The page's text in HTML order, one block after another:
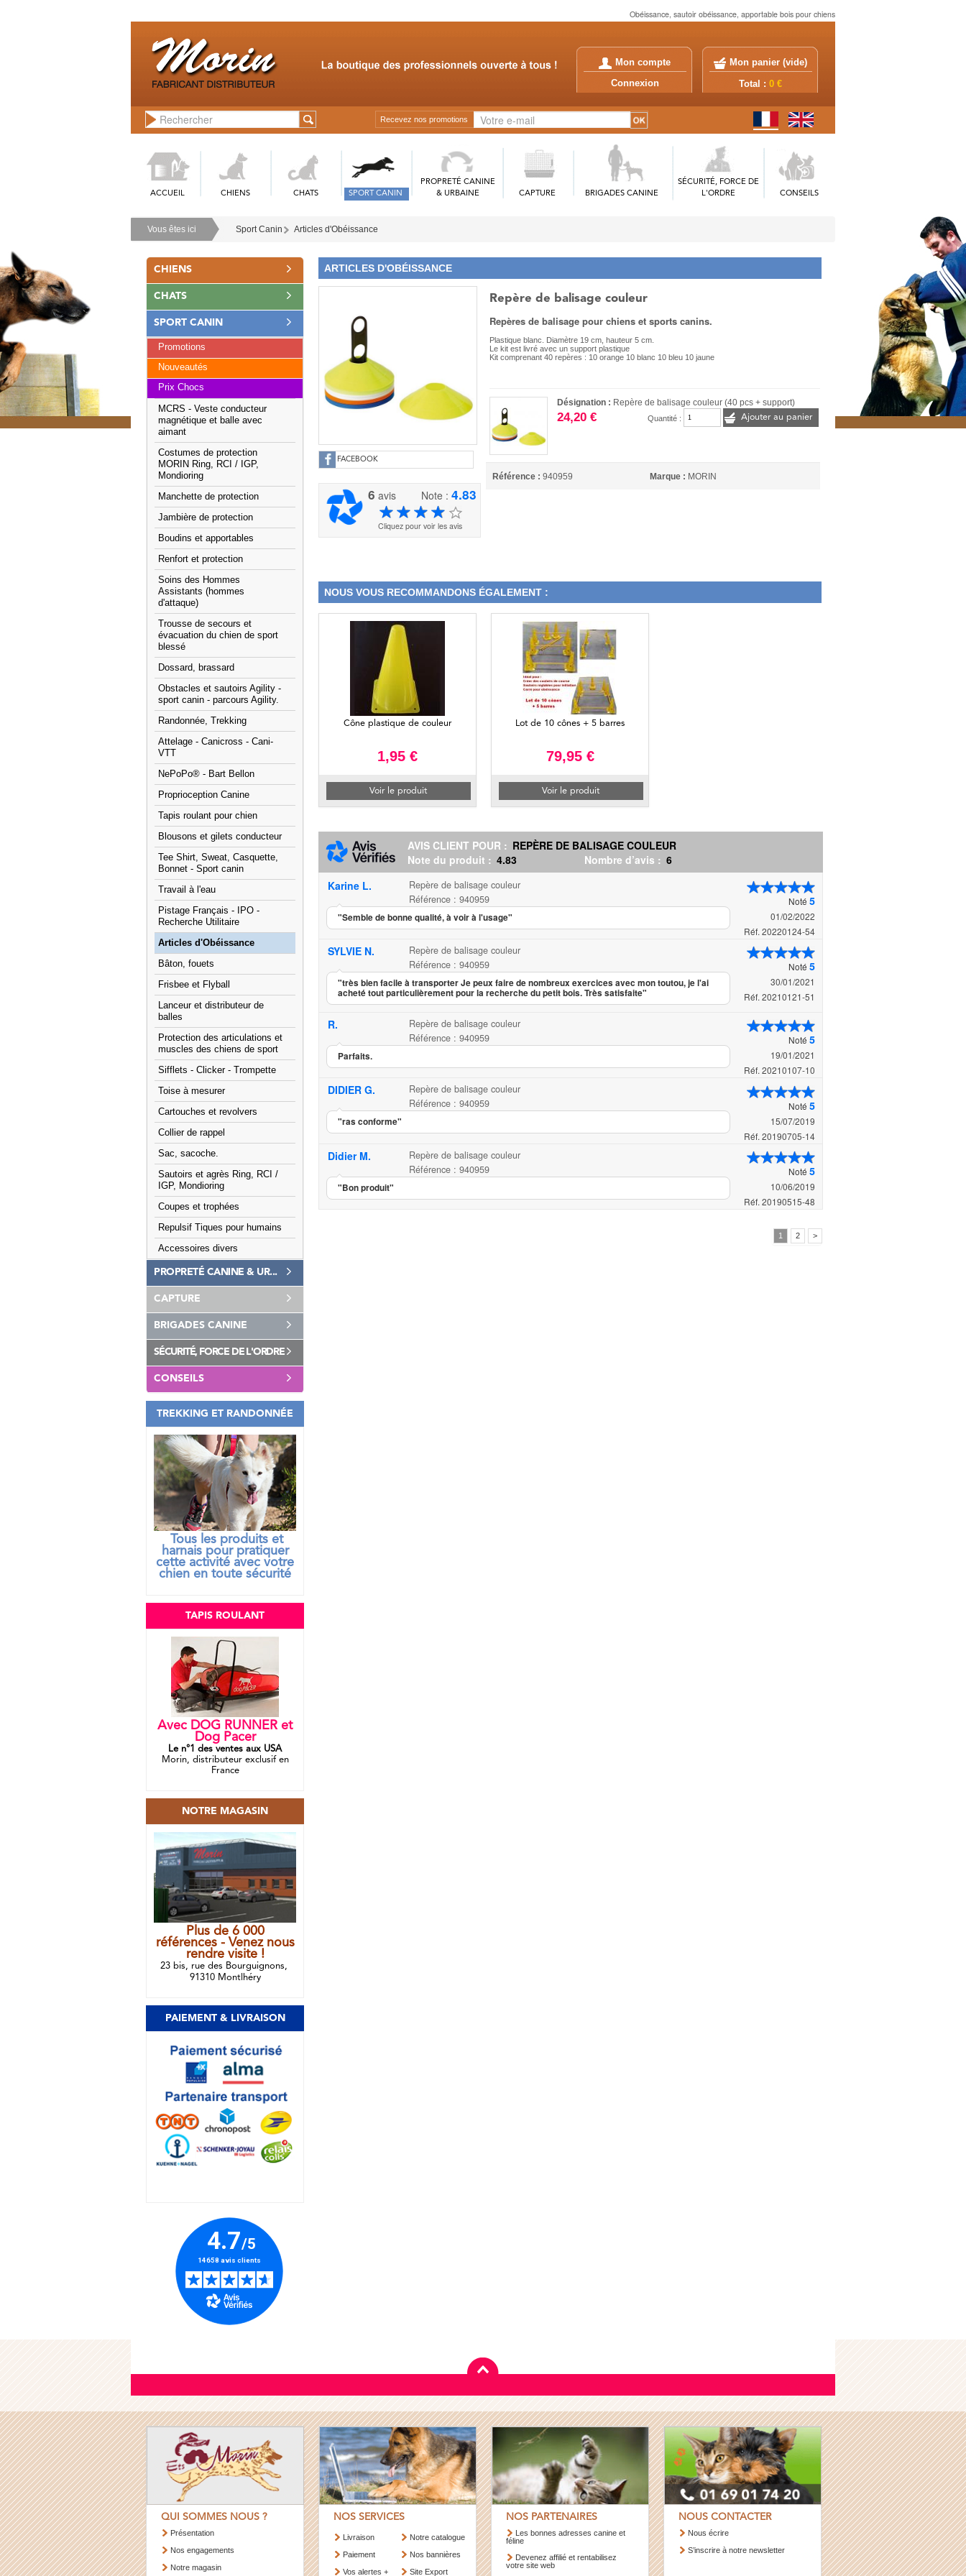
Obéissance, sautoir obéissance, apportable bois pour chiens
Mon compte
Connexion
Mon panier (vide)
Total : 0 €
Recevez nos promotions
ACCUEIL CHIENS CHATS SPORT CANIN
PROPRETÉ CANINE
& URBAINE
CAPTURE BRIGADES CANINE
SÉCURITÉ, FORCE DE
L'ORDRE
CONSEILS
Vous êtes ici Sport Canin Articles d'Obéissance
CHIENS
CHATS
SPORT CANIN
Promotions
Nouveautés
Prix Chocs
MCRS - Veste conducteur
magnétique et balle avec
aimant
Costumes de protection
MORIN Ring, RCI / IGP,
Mondioring
Manchette de protection
Jambière de protection
Boudins et apportables
Renfort et protection
Soins des Hommes
Assistants (hommes
d'attaque)
Trousse de secours et
évacuation du chien de sport
blessé
Dossard, brassard
Obstacles et sautoirs Agility -
sport canin - parcours Agility.
Randonnée, Trekking
Attelage - Canicross - Cani-
VTT
NePoPo® - Bart Bellon
Proprioception Canine
Tapis roulant pour chien
Blousons et gilets conducteur
Tee Shirt, Sweat, Casquette,
Bonnet - Sport canin
Travail à l'eau
Pistage Français - IPO -
Recherche Utilitaire
Articles d'Obéissance
Bâton, fouets
Frisbee et Flyball
Lanceur et distributeur de
balles
Protection des articulations et
muscles des chiens de sport
Sifflets - Clicker - Trompette
Toise à mesurer
Cartouches et revolvers
Collier de rappel
Sac, sacoche.
Sautoirs et agrès Ring, RCI /
IGP, Mondioring
Coupes et trophées
Repulsif Tiques pour humains
Accessoires divers
PROPRETÉ CANINE & UR...
CAPTURE
BRIGADES CANINE
SÉCURITÉ, FORCE DE L'ORDRE
CONSEILS
TREKKING ET RANDONNÉE
Tous les produits et
harnais pour pratiquer
cette activité avec votre
chien en toute sécurité
TAPIS ROULANT
Avec DOG RUNNER et
Dog Pacer
Le n°1 des ventes aux USA
Morin, distributeur exclusif en
France
NOTRE MAGASIN
Plus de 6 000
références - Venez nous
rendre visite !
23 bis, rue des Bourguignons,
91310 Montlhéry
PAIEMENT & LIVRAISON
ARTICLES D'OBÉISSANCE
FACEBOOK
6 avis Note :4.83
Cliquez pour voir les avis
Repère de balisage couleur
Repères de balisage pour chiens et sports canins.
Plastique blanc. Diamètre 19 cm, hauteur 5 cm.
Le kit est livré avec un support plastique
Kit comprenant 40 repères : 10 orange 10 blanc 10 bleu 10 jaune
Désignation : Repère de balisage couleur (40 pcs + support)
24,20 € Quantité : Ajouter au panier
Référence : 940959 Marque : MORIN
NOUS VOUS RECOMMANDONS ÉGALEMENT :
Cône plastique de couleur
1,95 €
Voir le produit
Lot de 10 cônes + 5 barres
79,95 €
Voir le produit
AVIS CLIENT POUR : REPÈRE DE BALISAGE COULEUR
Note du produit : 4.83 Nombre d’avis : 6
Noté 5
01/02/2022
Réf. 20220124-54
Karine L.
Repère de balisage couleur
Référence : 940959
"Semble de bonne qualité, à voir à l'usage"
Noté 5
30/01/2021
Réf. 20210121-51
SYLVIE N.
Repère de balisage couleur
Référence : 940959
"très bien facile à transporter Je peux faire de nombreux exercices avec mon toutou, je l'ai
acheté tout particulièrement pour la recherche du petit bois. Très satisfaite"
Noté 5
19/01/2021
Réf. 20210107-10
R.
Repère de balisage couleur
Référence : 940959
Parfaits.
Noté 5
15/07/2019
Réf. 20190705-14
DIDIER G.
Repère de balisage couleur
Référence : 940959
"ras conforme"
Noté 5
10/06/2019
Réf. 20190515-48
Didier M.
Repère de balisage couleur
Référence : 940959
"Bon produit"
1 2 >
QUI SOMMES NOUS ?
Présentation
Nos engagements
Notre magasin
NOS SERVICES
Livraison
Paiement
Vos alertes +
Notre catalogue
Nos bannières
Site Export
NOS PARTENAIRES
Les bonnes adresses canine et
féline
Devenez affilié et rentabilisez
votre site web
NOUS CONTACTER
Nous écrire
S’inscrire à notre newsletter